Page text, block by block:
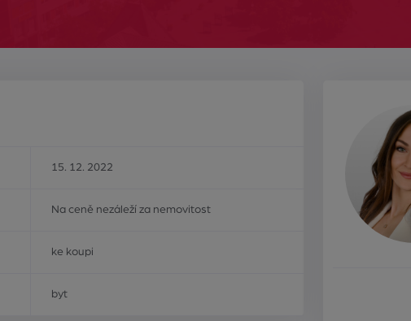
15. 12. 2022
Na ceně nezáleží za nemovitost
ke koupi
byt